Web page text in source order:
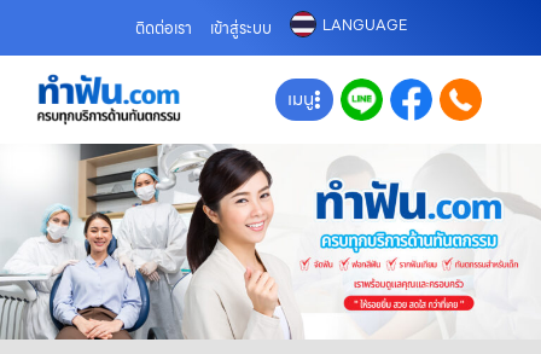
ติดต่อเรา เข้าสู่ระบบ LANGUAGE
เมนู